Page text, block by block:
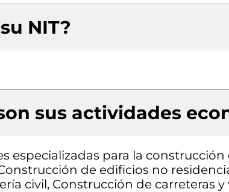
NIT?
sus actividades
especializadas para la
de edificios no
civil, Construcción de carreteras y